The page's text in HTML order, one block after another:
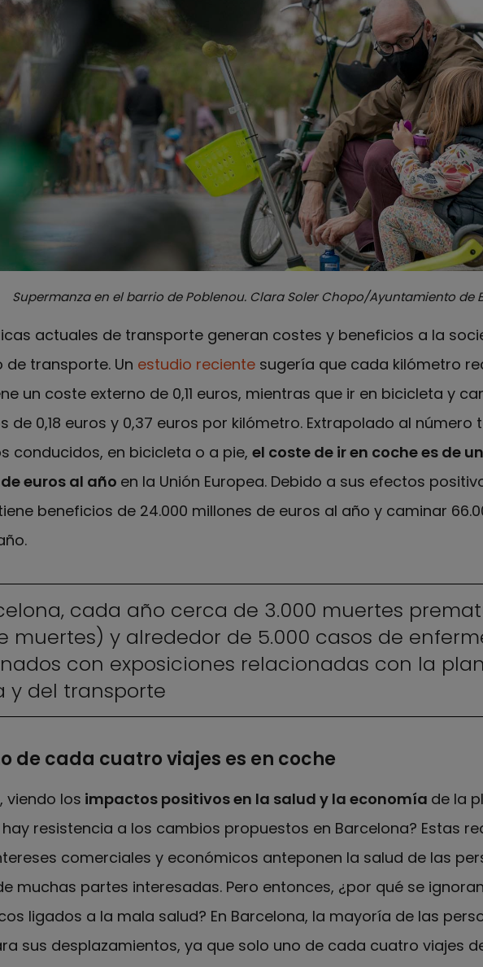
Supermanza en el barrio de Poblenou. Clara Soler Chopo/Ayuntamiento de
actuales de transporte generan costes y beneficios a la
de transporte. Un estudio recientesugería que cada kilómetro
un coste externo de 0,11 euros, mientras que ir en bicicleta y
de 0,18 euros y 0,37 euros por kilómetro. Extrapolado al
conducidos, en bicicleta o a pie, el coste de ir en coche es de
euros al año en la Unión Europea. Debido a sus efectos
beneficios de 24.000 millones de euros al año y caminar
cada año cerca de 3.000 muertes
muertes) y alrededor de 5.000 casos de
con exposiciones relacionadas con la
y del transporte
de cada cuatro viajes es en coche
viendo los impactos positivos en la salud y la economía de la
resistencia a los cambios propuestos en Barcelona? Estas
comerciales y económicos anteponen la salud de las
muchas partes interesadas. Pero entonces, ¿por qué se
ligados a la mala salud? En Barcelona, la mayoría de las
sus desplazamientos, ya que solo uno de cada cuatro viajes